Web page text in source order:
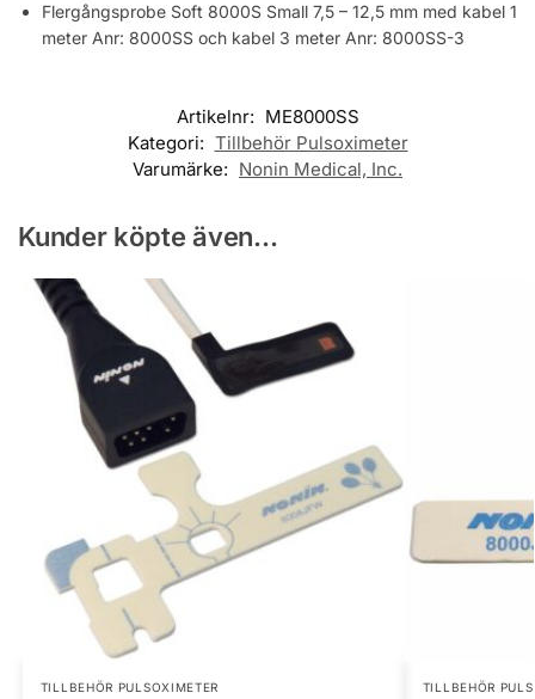
Flergångsprobe Soft 8000S Small 7,5 – 12,5 mm med kabel 1
meter Anr: 8000SS och kabel 3 meter Anr: 8000SS-3
Artikelnr: ME8000SS
Kategori: Tillbehör Pulsoximeter
Varumärke: Nonin Medical, Inc.
Kunder köpte även...
TILLBEHÖR PULSOXIMETER TILLBEHÖR